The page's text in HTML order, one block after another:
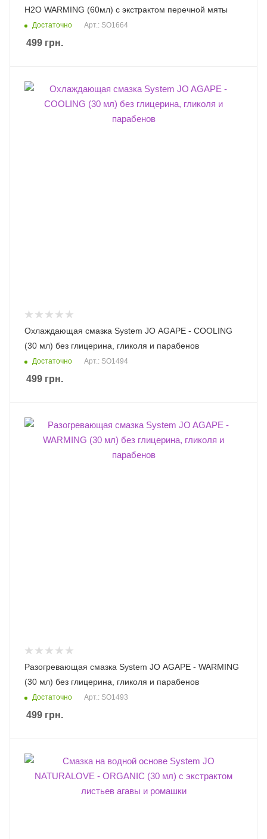
H2O WARMING (60мл) с экстрактом перечной мяты
Достаточно Арт.: SO1664
499 грн.
Охлаждающая смазка System JO AGAPE - COOLING
(30 мл) без глицерина, гликоля и парабенов
Достаточно Арт.: SO1494
499 грн.
Разогревающая смазка System JO AGAPE - WARMING
(30 мл) без глицерина, гликоля и парабенов
Достаточно Арт.: SO1493
499 грн.